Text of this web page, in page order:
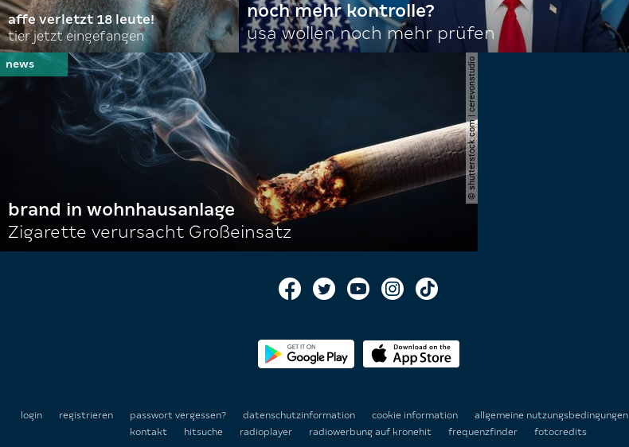
affe verletzt 18 leute!
tier jetzt eingefangen
noch mehr kontrolle?
usa wollen noch mehr prüfen
© shutterstock.com | cerevonstudio
brand in wohnhausanlage
Zigarette verursacht Großeinsatz
login registrieren passwort vergessen? datenschutzinformation cookie information allgemeine nutzungsbedingungen
kontakt
hitsuche radioplayer radiowerbung auf kronehit frequenzfinder fotocredits